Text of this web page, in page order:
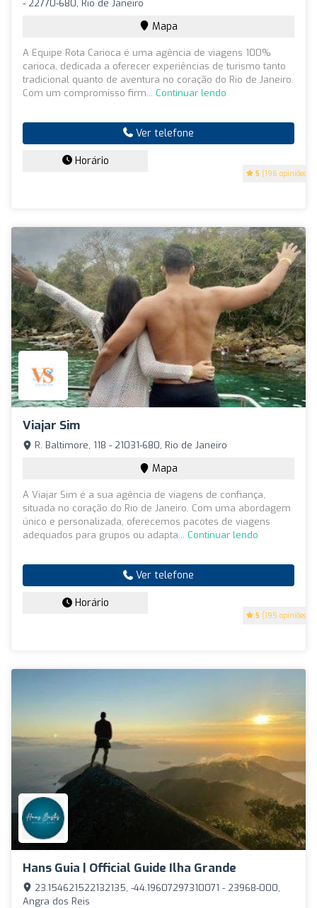
5 (196 opiniões)
- 22770-680, Rio de Janeiro
Mapa
A Equipe Rota Carioca é uma agência de viagens 100%
carioca, dedicada a oferecer experiências de turismo tanto
tradicional quanto de aventura no coração do Rio de Janeiro.
Com um compromisso firm... Continuar lendo
Ver telefone
Horário
Viajar Sim
5 (195 opiniões)
R. Baltimore, 118 - 21031-680, Rio de Janeiro
Mapa
A Viajar Sim é a sua agência de viagens de confiança,
situada no coração do Rio de Janeiro. Com uma abordagem
único e personalizada, oferecemos pacotes de viagens
adequados para grupos ou adapta... Continuar lendo
Ver telefone
Horário
Hans Guia | Official Guide Ilha Grande
23.154621522132135, -44.19607297310071 - 23968-000,
Angra dos Reis